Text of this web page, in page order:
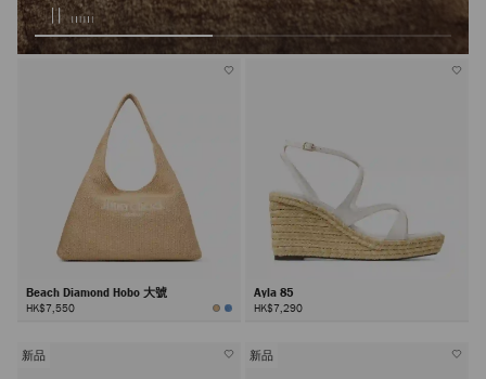
Beach Diamond Hobo 大號
HK$7,550
Ayla 85
HK$7,290
新品 新品